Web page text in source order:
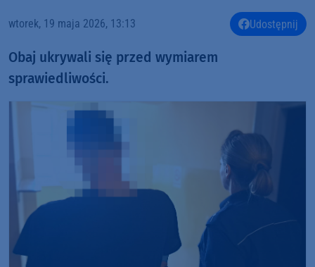
wtorek, 19 maja 2026, 13:13 Udostępnij
Obaj ukrywali się przed wymiarem
sprawiedliwości.